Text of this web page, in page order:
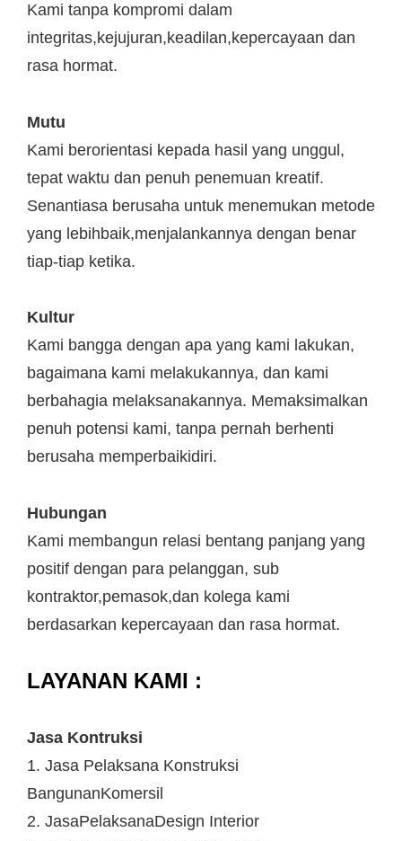
Kami tanpa kompromi dalam
integritas,kejujuran,keadilan,kepercayaan dan
rasa hormat.
Mutu
Kami berorientasi kepada hasil yang unggul,
tepat waktu dan penuh penemuan kreatif.
Senantiasa berusaha untuk menemukan metode
yang lebihbaik,menjalankannya dengan benar
tiap-tiap ketika.
Kultur
Kami bangga dengan apa yang kami lakukan,
bagaimana kami melakukannya, dan kami
berbahagia melaksanakannya. Memaksimalkan
penuh potensi kami, tanpa pernah berhenti
berusaha memperbaikidiri.
Hubungan
Kami membangun relasi bentang panjang yang
positif dengan para pelanggan, sub
kontraktor,pemasok,dan kolega kami
berdasarkan kepercayaan dan rasa hormat.
LAYANAN KAMI :
Jasa Kontruksi
1. Jasa Pelaksana Konstruksi
BangunanKomersil
2. JasaPelaksanaDesign Interior